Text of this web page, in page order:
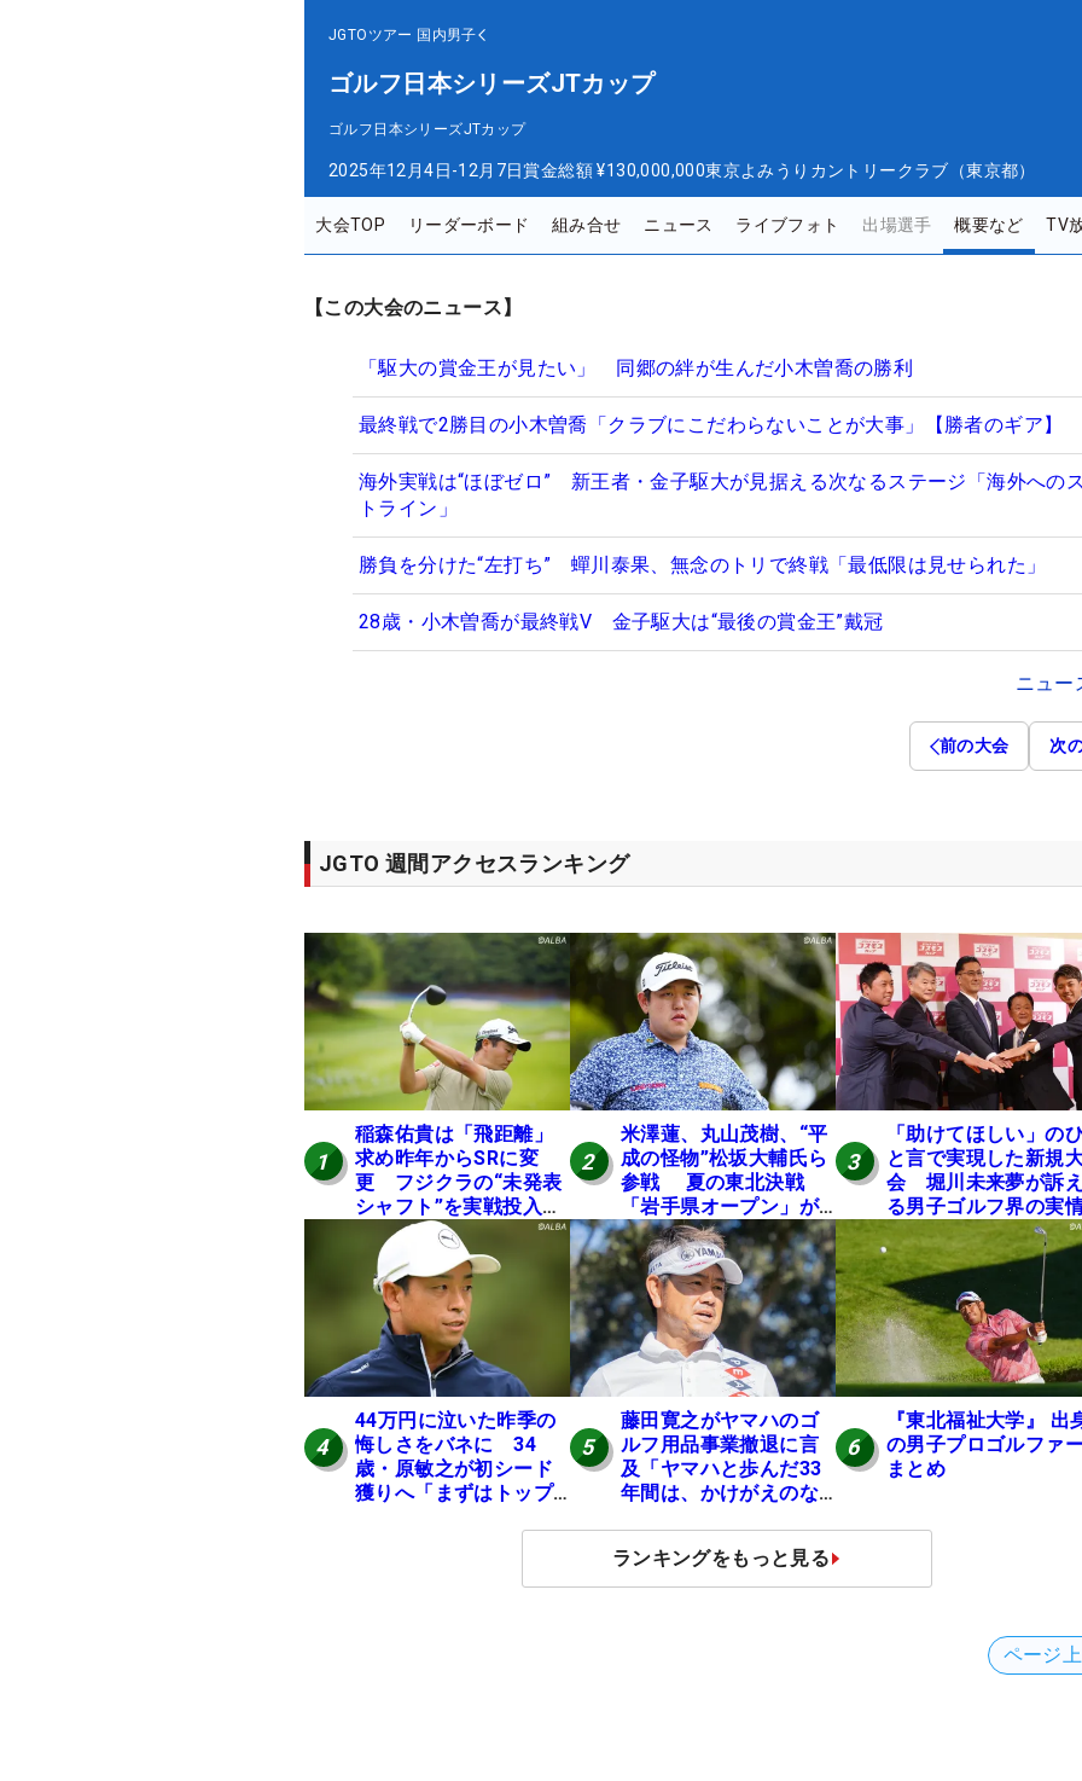
JGTOツアー 国内男子
ゴルフ日本シリーズJTカップ
ゴルフ日本シリーズJTカップ
2025年12月4日-12月7日賞金総額 ¥130,000,000東京よみうりカントリークラブ（東京都）
大会TOP リーダーボード 組み合せ ニュース ライブフォト 出場選手 概要など TV
【この大会のニュース】
「駆大の賞金王が見たい」 同郷の絆が生んだ小木曽喬の勝利
最終戦で2勝目の小木曽喬「クラブにこだわらないことが大事」【勝者のギア】
海外実戦は“ほぼゼロ” 新王者・金子駆大が見据える次なるステージ「海外への
トライン」
勝負を分けた“左打ち” 蟬川泰果、無念のトリで終戦「最低限は見せられた」
28歳・小木曽喬が最終戦V 金子駆大は“最後の賞金王”戴冠
ニュー
前の大会 次
JGTO 週間アクセスランキング
1
稲森佑貴は「飛距離」
求め昨年からSRに変
更 フジクラの“未発表
シャフト”を実戦投入し
好感触「つかまえにい
ける」【男子ツアーの
ヒトネタ！】
2
米澤蓮、丸山茂樹、“平
成の怪物”松坂大輔氏ら
参戦 夏の東北決戦
「岩手県オープン」が8
日開幕
3
「助けてほしい」の
と言で実現した新規
会 堀川未来夢が訴
る男子ゴルフ界の実
と開催の舞台裏
4
44万円に泣いた昨季の
悔しさをバネに 34
歳・原敏之が初シード
獲りへ「まずはトップ
5
藤田寛之がヤマハのゴ
ルフ用品事業撤退に言
及「ヤマハと歩んだ33
年間は、かけがえのな
6
『東北福祉大学』 出
の男子プロゴルファ
まとめ
ランキングをもっと見る
ページ